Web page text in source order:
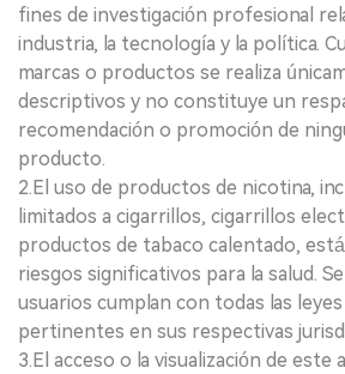
fines de investigación profesional
industria, la tecnología y la política.
marcas o productos se realiza
descriptivos y no constituye un
recomendación o promoción de
producto.
2.El uso de productos de nicotina,
limitados a cigarrillos, cigarrillos
productos de tabaco calentado,
riesgos significativos para la salud.
usuarios cumplan con todas las
pertinentes en sus respectivas
3.El acceso o la visualización de